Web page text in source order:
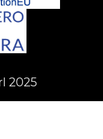
Srl 2025